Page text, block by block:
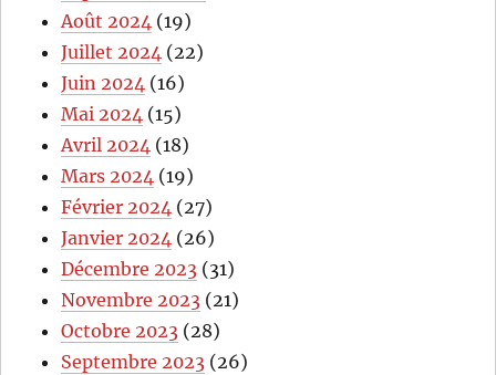
Août 2024 (19)
Juillet 2024 (22)
Juin 2024 (16)
Mai 2024 (15)
Avril 2024 (18)
Mars 2024 (19)
Février 2024 (27)
Janvier 2024 (26)
Décembre 2023 (31)
Novembre 2023 (21)
Octobre 2023 (28)
Septembre 2023 (26)